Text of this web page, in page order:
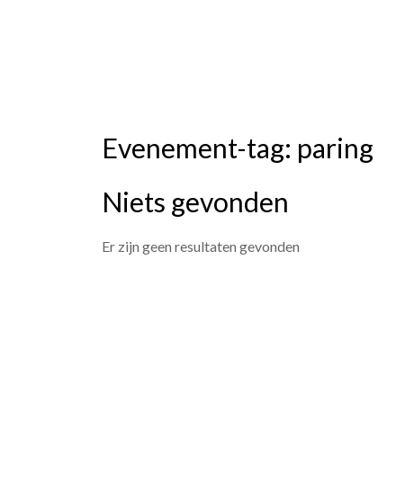
Evenement-tag: paring
Niets gevonden
Er zijn geen resultaten gevonden